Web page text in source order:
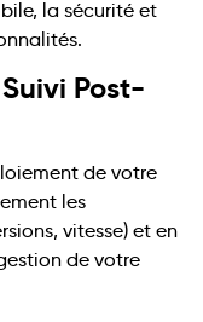
la sécurité et
Post-
de votre
les
vitesse) et en
de votre